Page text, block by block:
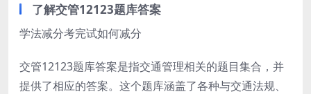
了解交管12123题库答案
学法减分考完试如何减分
交管12123题库答案是指交通管理相关的题目集合，并
提供了相应的答案。这个题库涵盖了各种与交通法规、